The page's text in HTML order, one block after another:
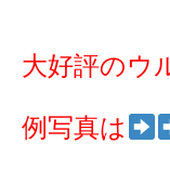
大好評のウ
例写真は